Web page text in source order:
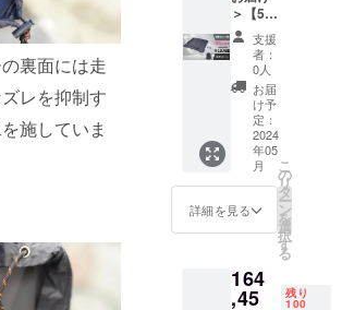
裏面には走
レを抑制す
施していま
※仕様・
デザイ
ンに若
干の修
正が入
る場合
がござ
いま
す。
般販売
予定価
17,970
円(税込)
13,240
円(税
込・送
料込) ※
生産状
況によ
れる可
能性が
＞【5個
セット
割】
35％OF
F
XPAND
PACK
自転
車カ
バー ▼
お届け
内容
XPAND
PACK 5
転車カ
バー＋
支援
者：
0人
お届
け予
定：
2024
年05
月
詳細を見る
こ
の
リ
タ
ー
ン
を
選
択
す
る
164
,45 残り
100